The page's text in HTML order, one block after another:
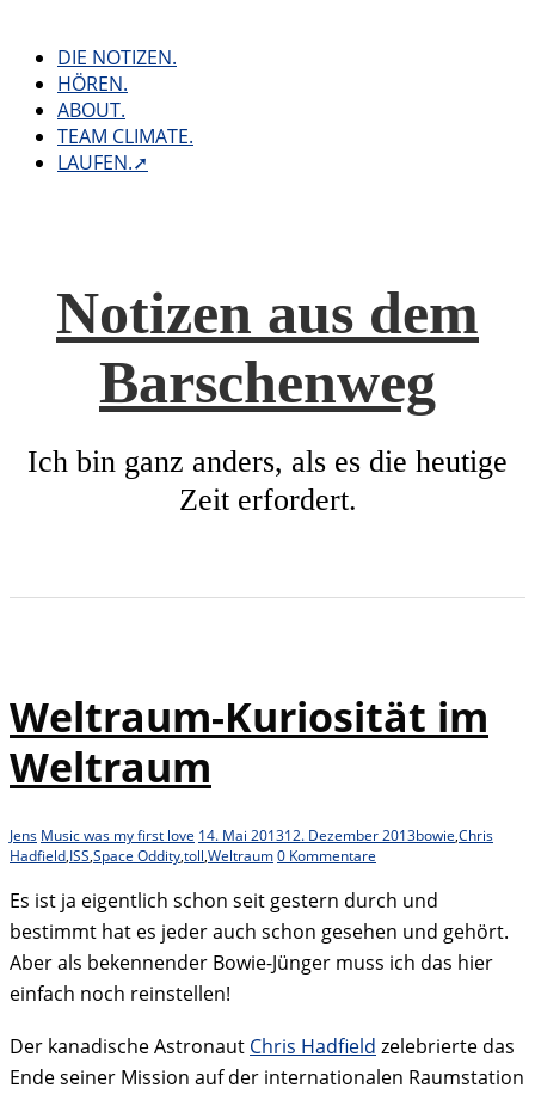
contentDIE NOTIZEN.
HÖREN.
ABOUT.
TEAM CLIMATE.
LAUFEN.➚
Notizen aus dem
Barschenweg
Ich bin ganz anders, als es die heutige
Zeit erfordert.
Weltraum-Kuriosität im
Weltraum
Jens Music was my first love 14. Mai 201312. Dezember 2013bowie,Chris
Hadfield,ISS,Space Oddity,toll,Weltraum0 Kommentare
Es ist ja eigentlich schon seit gestern durch und
bestimmt hat es jeder auch schon gesehen und gehört.
Aber als bekennender Bowie-Jünger muss ich das hier
einfach noch reinstellen!
Der kanadische Astronaut Chris Hadfield zelebrierte das
Ende seiner Mission auf der internationalen Raumstation